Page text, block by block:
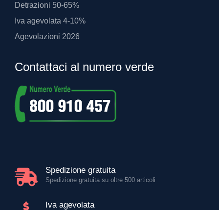
Detrazioni 50-65%
Iva agevolata 4-10%
Agevolazioni 2026
Contattaci al numero verde
Spedizione gratuita
Spedizione gratuita su oltre 500 articoli
Iva agevolata